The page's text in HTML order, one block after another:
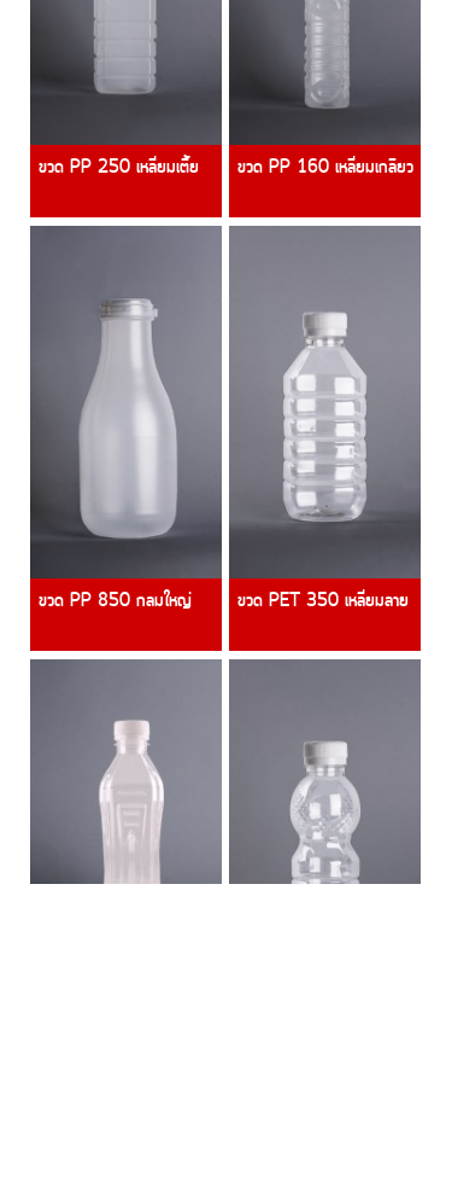
ขวด PP 250 เหลี่ยมเตี้ย ขวด PP 160 เหลี่ยมเกลียว
ขวด PP 850 กลมใหญ่ ขวด PET 350 เหลี่ยมลาย